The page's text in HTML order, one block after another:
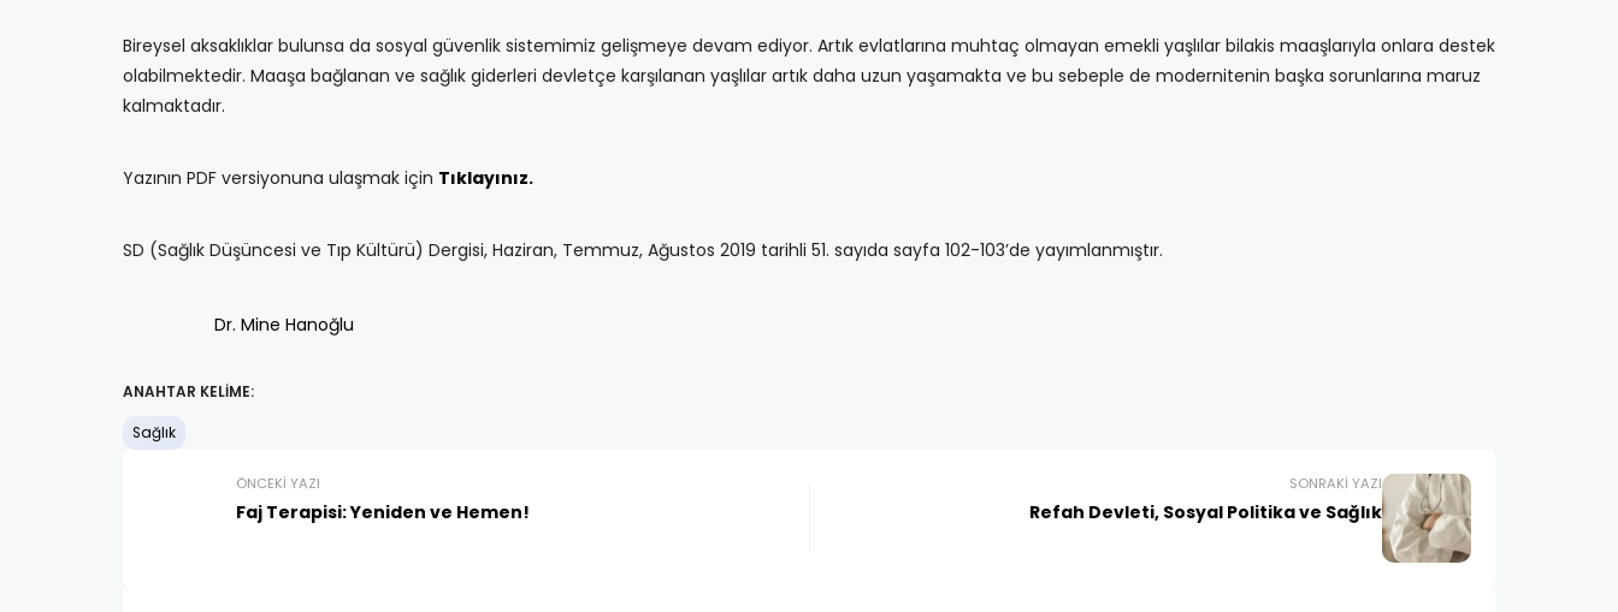
Bireysel aksaklıklar bulunsa da sosyal güvenlik sistemimiz gelişmeye devam ediyor. Artık evlatlarına muhtaç olmayan emekli yaşlılar bilakis maaşlarıyla onlara destek
olabilmektedir. Maaşa bağlanan ve sağlık giderleri devletçe karşılanan yaşlılar artık daha uzun yaşamakta ve bu sebeple de modernitenin başka sorunlarına maruz
kalmaktadır.
Yazının PDF versiyonuna ulaşmak için Tıklayınız.
SD (Sağlık Düşüncesi ve Tıp Kültürü) Dergisi, Haziran, Temmuz, Ağustos 2019 tarihli 51. sayıda sayfa 102-103’de yayımlanmıştır.
Dr. Mine Hanoğlu
ANAHTAR KELIME:
Sağlık
ÖNCEKI YAZI
Faj Terapisi: Yeniden ve Hemen!
SONRAKI YAZI
Refah Devleti, Sosyal Politika ve Sağlık